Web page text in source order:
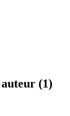
auteur (1)